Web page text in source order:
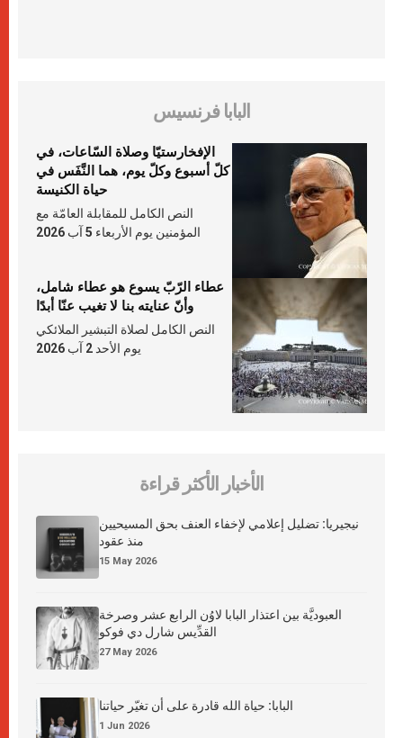
البابا فرنسيس
الإفخارستيّا وصلاة السّاعات، في
كلّ أسبوع وكلّ يوم، هما النَّفَس في
حياة الكنيسة
النص الكامل للمقابلة العامّة مع
المؤمنين يوم الأربعاء 5 آب 2026
عطاء الرّبّ يسوع هو عطاء شامل،
وأنّ عنايته بنا لا تغيب عنّا أبدًا
النص الكامل لصلاة التبشير الملائكي
يوم الأحد 2 آب 2026
الأخبار الأكثر قراءة
نيجيريا: تضليل إعلامي لإخفاء العنف بحق المسيحيين
منذ عقود
15 May 2026
العبوديَّة بين اعتذار البابا لاوُن الرابع عشر وصرخة
القدِّيس شارل دي فوكو
27 May 2026
البابا: حياة الله قادرة على أن تغيّر حياتنا
1 Jun 2026